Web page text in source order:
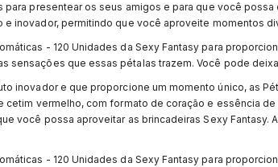
presentear os seus amigos e para que você
inovador, permitindo que você aproveite momentos
- 120 Unidades da Sexy Fantasy para
sensações que essas pétalas trazem. Você pode
inovador e que proporcione um momento único, as
cetim vermelho, com formato de coração e essência
você possa aproveitar as brincadeiras Sexy Fantasy.
- 120 Unidades da Sexy Fantasy para